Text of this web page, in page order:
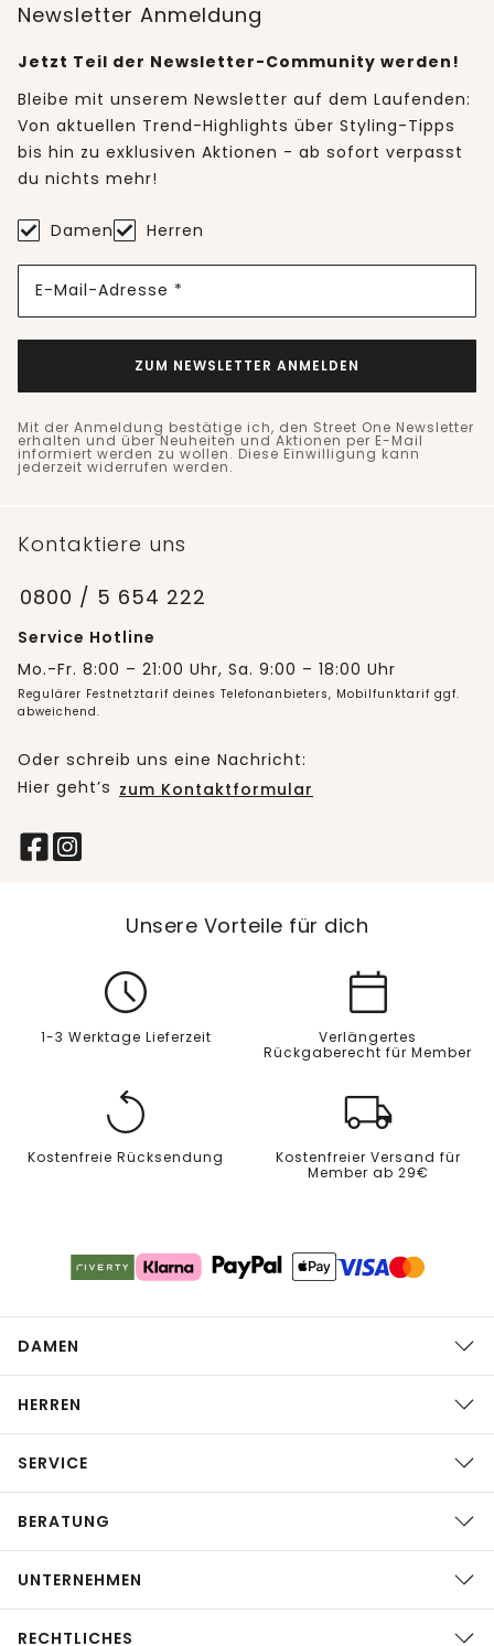
Newsletter Anmeldung
Jetzt Teil der Newsletter-Community werden!
Bleibe mit unserem Newsletter auf dem Laufenden:
Von aktuellen Trend-Highlights über Styling-Tipps
bis hin zu exklusiven Aktionen - ab sofort verpasst
du nichts mehr!
Damen Herren
E-Mail-Adresse *
ZUM NEWSLETTER ANMELDEN
Mit der Anmeldung bestätige ich, den Street One Newsletter
erhalten und über Neuheiten und Aktionen per E-Mail
informiert werden zu wollen. Diese Einwilligung kann
jederzeit widerrufen werden.
Kontaktiere uns
0800 / 5 654 222
Service Hotline
Mo.-Fr. 8:00 – 21:00 Uhr, Sa. 9:00 – 18:00 Uhr
Regulärer Festnetztarif deines Telefonanbieters, Mobilfunktarif ggf.
abweichend.
Oder schreib uns eine Nachricht:
Hier geht’s zum Kontaktformular
Unsere Vorteile für dich
1-3 Werktage Lieferzeit
Verlängertes
Rückgaberecht für Member
Kostenfreie Rücksendung
Kostenfreier Versand für
Member ab 29€
DAMEN
HERREN
SERVICE
BERATUNG
UNTERNEHMEN
RECHTLICHES